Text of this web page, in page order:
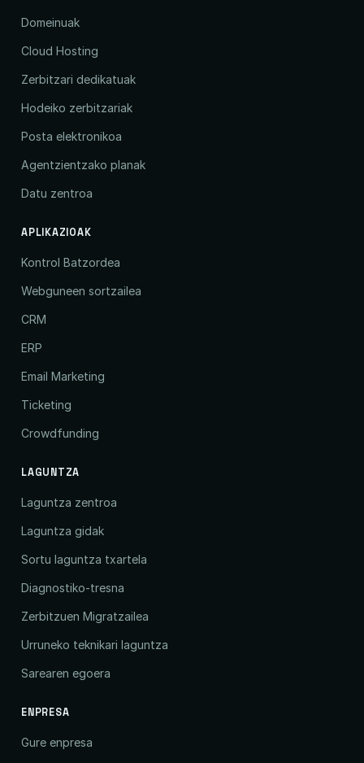
Domeinuak
Cloud Hosting
Zerbitzari dedikatuak
Hodeiko zerbitzariak
Posta elektronikoa
Agentzientzako planak
Datu zentroa
APLIKAZIOAK
Kontrol Batzordea
Webguneen sortzailea
CRM
ERP
Email Marketing
Ticketing
Crowdfunding
LAGUNTZA
Laguntza zentroa
Laguntza gidak
Sortu laguntza txartela
Diagnostiko-tresna
Zerbitzuen Migratzailea
Urruneko teknikari laguntza
Sarearen egoera
ENPRESA
Gure enpresa